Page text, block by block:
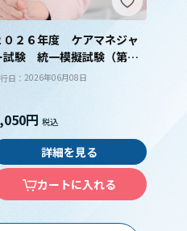
０２６年度 ケアマネジャ
試験 統一模擬試験（第２
）
日： 2026年06月08日
円
詳細を見る
カートに入れる